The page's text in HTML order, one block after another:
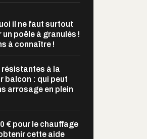
il ne faut surtout
poêle à granulés !
à connaître !
résistantes à la
balcon : qui peut
arrosage en plein
€ pour le chauffage
cette aide